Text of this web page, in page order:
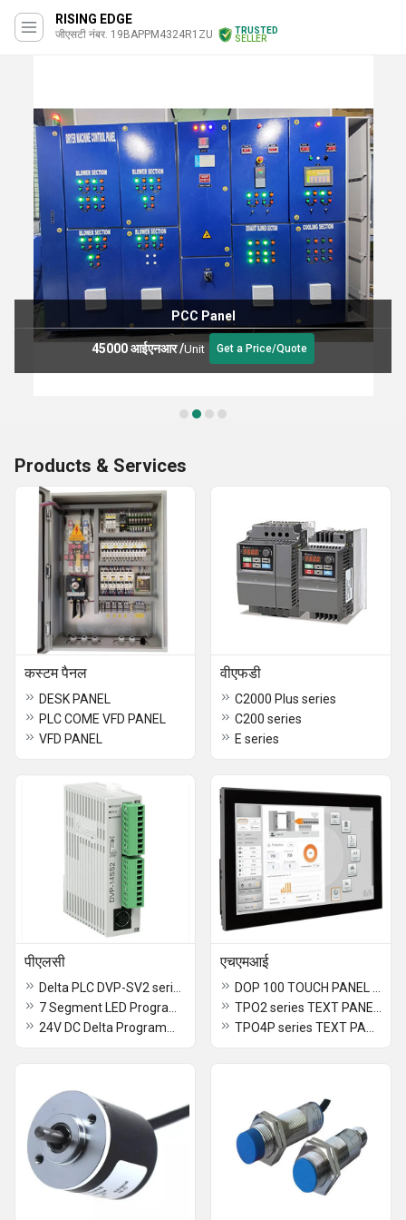
RISING EDGE
जीएसटी नंबर. 19BAPPM4324R1ZU
TRUSTED
SELLER
PCC Panel
45000 आईएनआर/Unit Get a Price/Quote
Products & Services
कस्टम पैनल
DESK PANEL
PLC COME VFD PANEL
VFD PANEL
वीएफडी
C2000 Plus series
C200 series
E series
पीएलसी एचएमआई